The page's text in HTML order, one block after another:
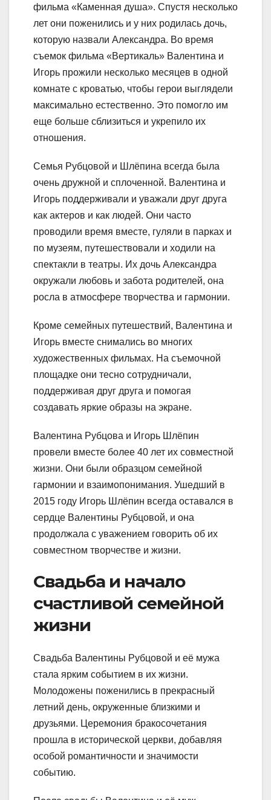
фильма «Каменная душа». Спустя несколько
лет они поженились и у них родилась дочь,
которую назвали Александра. Во время
съемок фильма «Вертикаль» Валентина и
Игорь прожили несколько месяцев в одной
комнате с кроватью, чтобы герои выглядели
максимально естественно. Это помогло им
еще больше сблизиться и укрепило их
отношения.
Семья Рубцовой и Шлёпина всегда была
очень дружной и сплоченной. Валентина и
Игорь поддерживали и уважали друг друга
как актеров и как людей. Они часто
проводили время вместе, гуляли в парках и
по музеям, путешествовали и ходили на
спектакли в театры. Их дочь Александра
окружали любовь и забота родителей, она
росла в атмосфере творчества и гармонии.
Кроме семейных путешествий, Валентина и
Игорь вместе снимались во многих
художественных фильмах. На съемочной
площадке они тесно сотрудничали,
поддерживая друг друга и помогая
создавать яркие образы на экране.
Валентина Рубцова и Игорь Шлёпин
провели вместе более 40 лет их совместной
жизни. Они были образцом семейной
гармонии и взаимопонимания. Ушедший в
2015 году Игорь Шлёпин всегда оставался в
сердце Валентины Рубцовой, и она
продолжала с уважением говорить об их
совместном творчестве и жизни.
Свадьба и начало
счастливой семейной
жизни
Свадьба Валентины Рубцовой и её мужа
стала ярким событием в их жизни.
Молодожены поженились в прекрасный
летний день, окруженные близкими и
друзьями. Церемония бракосочетания
прошла в исторической церкви, добавляя
особой романтичности и значимости
событию.